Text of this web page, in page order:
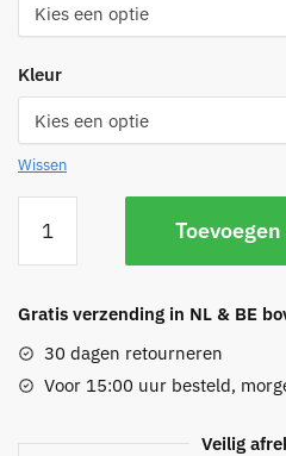
Kleur
Wissen
ring
aantal
Gratis verzending in NL & BE
30 dagen retourneren
Voor 15:00 uur besteld,
Veilig